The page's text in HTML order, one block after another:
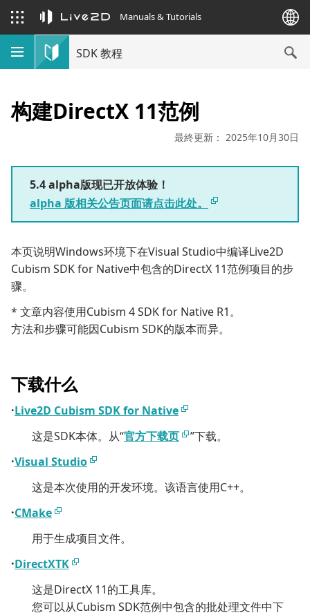
Manuals & Tutorials
SDK 教程
构建DirectX 11范例
最終更新： 2025年10月30日
5.4 alpha版现已开放体验！
alpha 版相关公告页面请点击此处。
本页说明Windows环境下在Visual Studio中编译Live2D
Cubism SDK for Native中包含的DirectX 11范例项目的步
骤。
* 文章内容使用Cubism 4 SDK for Native R1。
方法和步骤可能因Cubism SDK的版本而异。
下载什么
·Live2D Cubism SDK for Native
这是SDK本体。从“官方下载页
”下载。
·Visual Studio
这是本次使用的开发环境。该语言使用C++。
·CMake
用于生成项目文件。
·DirectXTK
这是DirectX 11的工具库。
您可以从Cubism SDK范例中包含的批处理文件中下